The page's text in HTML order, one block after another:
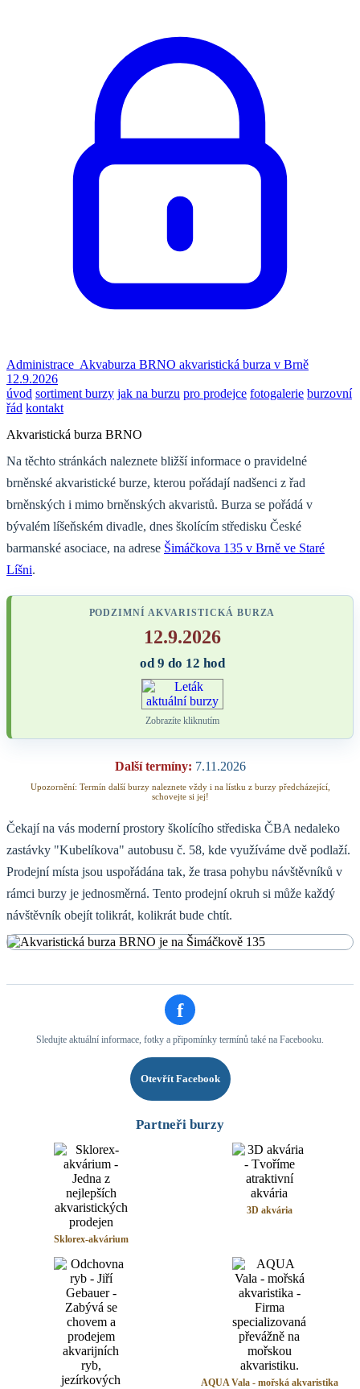
Administrace Akvaburza BRNO akvaristická burza v Brně
12.9.2026
úvod sortiment burzy jak na burzu pro prodejce fotogalerie burzovní
řád kontakt
Akvaristická burza BRNO
Na těchto stránkách naleznete bližší informace o pravidelné
brněnské akvaristické burze, kterou pořádají nadšenci z řad
brněnských i mimo brněnských akvaristů. Burza se pořádá v
bývalém líšeňském divadle, dnes školícím středisku České
barmanské asociace, na adrese Šimáčkova 135 v Brně ve Staré
Líšni.
PODZIMNÍ AKVARISTICKÁ BURZA
12.9.2026
od 9 do 12 hod
Zobrazíte kliknutím
Další termíny: 7.11.2026
Upozornění: Termín další burzy naleznete vždy i na lístku z burzy předcházející,
schovejte si jej!
Čekají na vás moderní prostory školícího střediska ČBA nedaleko
zastávky "Kubelíkova" autobusu č. 58, kde využíváme dvě podlaží.
Prodejní místa jsou uspořádána tak, že trasa pohybu návštěvníků v
rámci burzy je jednosměrná. Tento prodejní okruh si může každý
návštěvník obejít tolikrát, kolikrát bude chtít.
f
Sledujte aktuální informace, fotky a připomínky termínů také na Facebooku.
Otevřít Facebook
Partneři burzy
Sklorex-akvárium
3D akvária
AQUA Vala - mořská akvaristika